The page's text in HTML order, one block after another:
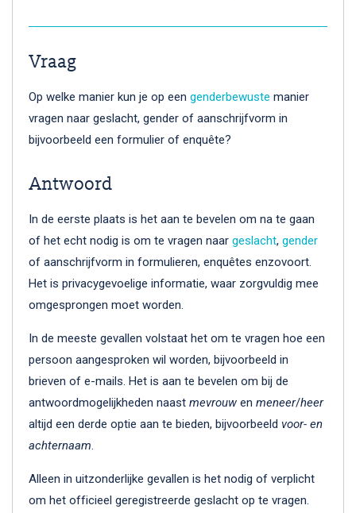
Vraag
Op welke manier kun je op een genderbewuste manier
vragen naar geslacht, gender of aanschrijfvorm in
bijvoorbeeld een formulier of enquête?
Antwoord
In de eerste plaats is het aan te bevelen om na te gaan
of het echt nodig is om te vragen naar geslacht, gender
of aanschrijfvorm in formulieren, enquêtes enzovoort.
Het is privacygevoelige informatie, waar zorgvuldig mee
omgesprongen moet worden.
In de meeste gevallen volstaat het om te vragen hoe een
persoon aangesproken wil worden, bijvoorbeeld in
brieven of e-mails. Het is aan te bevelen om bij de
antwoordmogelijkheden naast mevrouw en meneer/heer
altijd een derde optie aan te bieden, bijvoorbeeld voor- en
achternaam.
Alleen in uitzonderlijke gevallen is het nodig of verplicht
om het officieel geregistreerde geslacht op te vragen.